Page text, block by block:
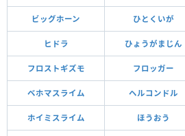
ビッグホーン ひとくいが
ヒドラ ひょうがまじん
フロストギズモ フロッガー
ベホマスライム ヘルコンドル
ホイミスライム ほうおう